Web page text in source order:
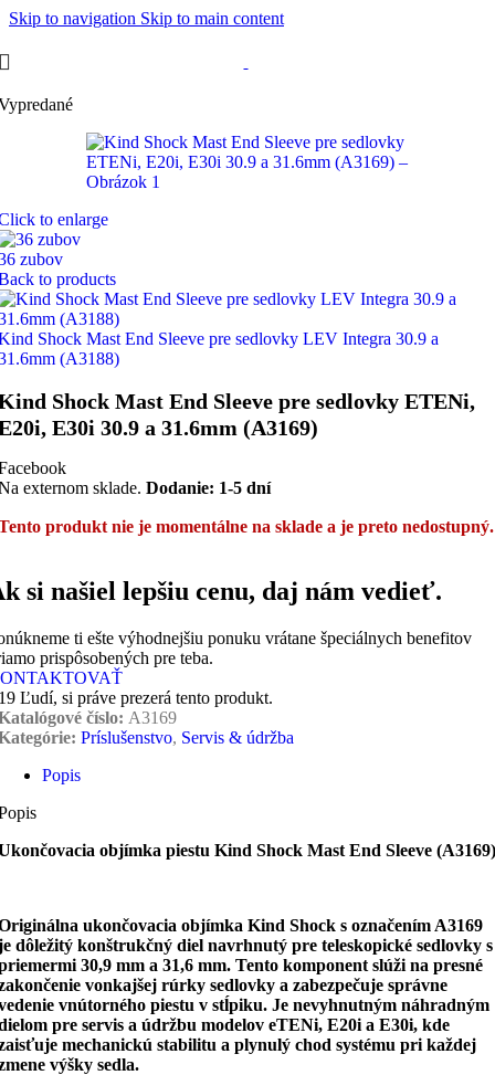
Skip to navigation Skip to main content
to enlarge
zubov
to products
Shock Mast End Sleeve pre sedlovky LEV Integra 30.9 a
(A3188)
Shock Mast End Sleeve pre sedlovky ETENi,
E30i 30.9 a 31.6mm (A3169)
externom sklade. Dodanie: 1-5 dní
produkt nie je momentálne na sklade a je preto nedostupný.
si našiel lepšiu cenu, daj nám vedieť.
ti ešte výhodnejšiu ponuku vrátane špeciálnych benefitov
prispôsobených pre teba.
Ľudí, si práve prezerá tento produkt.
číslo: A3169
Príslušenstvo, Servis & údržba
Popis
objímka piestu Kind Shock Mast End Sleeve (A3169)
ukončovacia objímka Kind Shock s označením A3169
dôležitý konštrukčný diel navrhnutý pre teleskopické sedlovky s
30,9 mm a 31,6 mm. Tento komponent slúži na presné
vonkajšej rúrky sedlovky a zabezpečuje správne
vnútorného piestu v stĺpiku. Je nevyhnutným náhradným
pre servis a údržbu modelov eTENi, E20i a E30i, kde
mechanickú stabilitu a plynulý chod systému pri každej
výšky sedla.